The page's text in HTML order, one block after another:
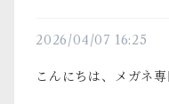
2026/04/07 16:25
こんにちは、メガネ